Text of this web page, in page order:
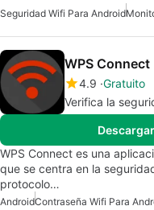
Seguridad Wifi Para Android
WPS Connect
4.9 Gratuito
Verifica la
WPS Connect es una
que se centra en la
protocolo…
AndroidContraseña Wifi Para